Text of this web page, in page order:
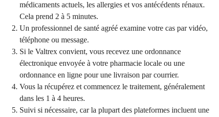
médicaments actuels, les allergies et vos antécédents rénaux.
Cela prend 2 à 5 minutes.
Un professionnel de santé agréé examine votre cas par vidéo,
téléphone ou message.
Si le Valtrex convient, vous recevez une ordonnance
électronique envoyée à votre pharmacie locale ou une
ordonnance en ligne pour une livraison par courrier.
Vous la récupérez et commencez le traitement, généralement
dans les 1 à 4 heures.
Suivi si nécessaire, car la plupart des plateformes incluent une